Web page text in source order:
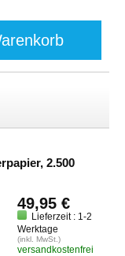
2.500
49,95 €
Lieferzeit : 1-2
Werktage
(inkl. MwSt.)
versandkostenfrei